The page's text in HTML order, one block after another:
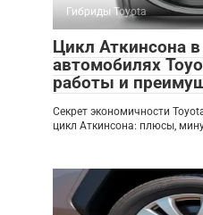
Гибриды Toyota
Цикл Аткинсона
автомобилях
работы и
Секрет экономичности
цикл Аткинсона: плюсы,